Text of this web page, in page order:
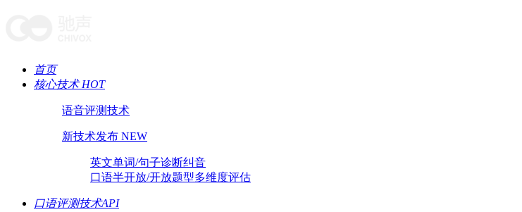
首页
核心技术 HOT
语音评测技术
新技术发布 NEW
英文单词/句子诊断纠音
口语半开放/开放题型多维度评估
口语评测技术API